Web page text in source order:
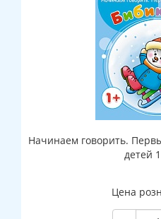
Начинаем говорить.
детей
Цена